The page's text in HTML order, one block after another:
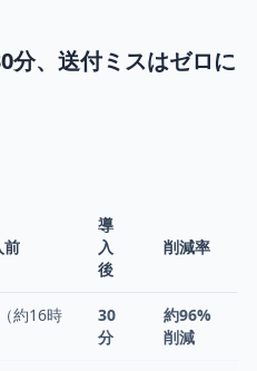
、送付ミスはゼロに
前
導
入
後
削減率
約16時
30
分
約96%
削減